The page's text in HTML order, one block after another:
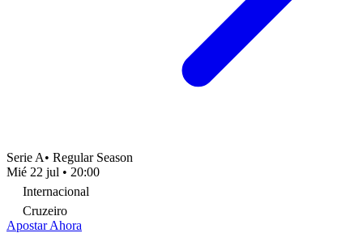
Serie A• Regular Season
Mié 22 jul • 20:00
Internacional
Cruzeiro
Apostar Ahora